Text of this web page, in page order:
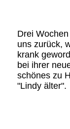
Drei
uns zurück,
krank
bei ihrer
schönes zu
"Lindy älter".